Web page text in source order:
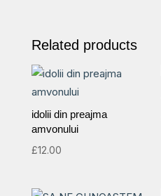
Related products
idolii din preajma
amvonului
£12.00